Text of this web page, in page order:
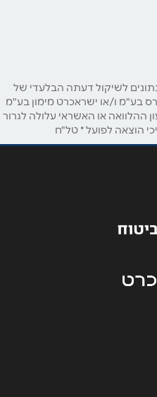
לשיקול דעתה הבלעדי של
בע"מ ו/או ישראכרט מימון בע"מ
ההלוואה או האשראי עלולה לגרור
הוצאה לפועל * טל"ח